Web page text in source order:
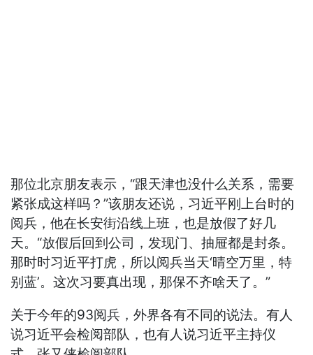
那位北京朋友表示，“跟天津也没什么关系，需要
紧张成这样吗？”该朋友还说，习近平刚上台时的
阅兵，他在长安街沿线上班，也是放假了好几
天。“放假后回到公司，发现门、抽屉都是封条。
那时时习近平打虎，所以阅兵当天‘晴空万里，特
别蓝’。这次习要真出现，那保不齐啥天了。”
关于今年的93阅兵，外界各有不同的说法。有人
说习近平会检阅部队，也有人说习近平主持仪